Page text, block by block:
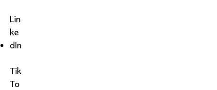
Lin
ke
dIn
Tik
To